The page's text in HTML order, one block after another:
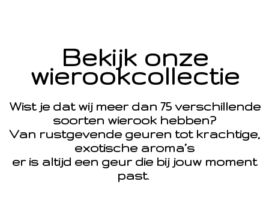
Bekijk onze
wierookcollectie
Wist je dat wij meer dan 75 verschillende
soorten wierook hebben?
Van rustgevende geuren tot krachtige,
exotische aroma’s
er is altijd een geur die bij jouw moment
past.